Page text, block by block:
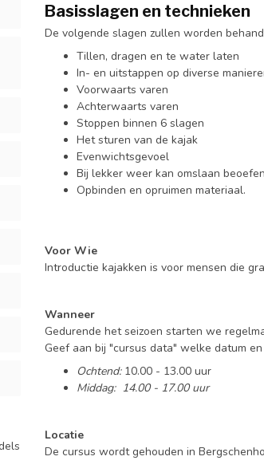
Basisslagen en technieken
De volgende slagen zullen worden
Tillen, dragen en te water laten
In- en uitstappen op diverse
Voorwaarts varen
Achterwaarts varen
Stoppen binnen 6 slagen
Het sturen van de kajak
Evenwichtsgevoel
Bij lekker weer kan omslaan
Opbinden en opruimen materiaal.
Voor Wie
Introductie kajakken is voor mensen die
Wanneer
Gedurende het seizoen starten we
Geef aan bij "cursus data" welke datum
Ochtend:10.00 - 13.00 uur
Middag: 14.00 - 17.00 uur
Locatie
De cursus wordt gehouden in